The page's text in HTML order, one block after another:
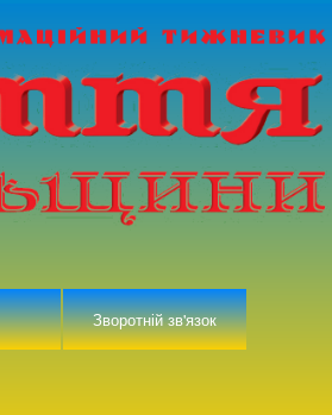
Зворотній зв'язок